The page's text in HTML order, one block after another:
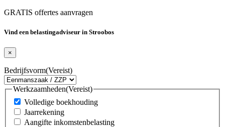
GRATIS offertes aanvragen
Vind een belastingadviseur in Stroobos
×
Bedrijfsvorm(Vereist)
Werkzaamheden(Vereist)
Volledige boekhouding
Jaarrekening
Aangifte inkomstenbelasting